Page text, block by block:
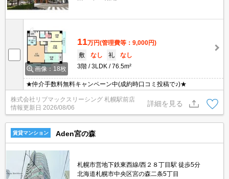
画像：18枚
11万円(管理費等：9,000円)
敷
なし 礼
なし
3階
3LDK 76.5m²
★仲介手数料無料キャンペーン中(成約時口コミ投稿で♪)★
株式会社リブマックスリーシング 札幌駅前店
情報更新日 2026/08/06
詳細を見る
賃貸マンション Aden宮の森
札幌市営地下鉄東西線/西２８丁目駅 徒歩5分
北海道札幌市中央区宮の森二条5丁目